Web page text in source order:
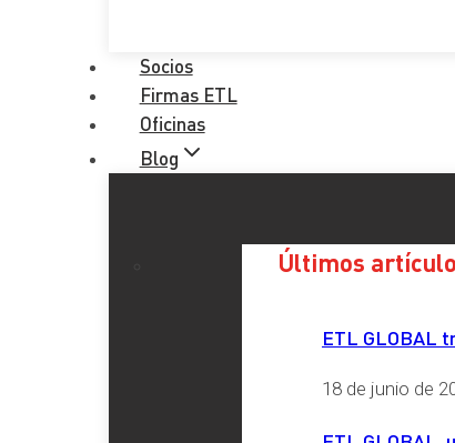
Socios
Firmas ETL
Oficinas
Blog
Últimos
ETL GLOBAL
18 de junio de